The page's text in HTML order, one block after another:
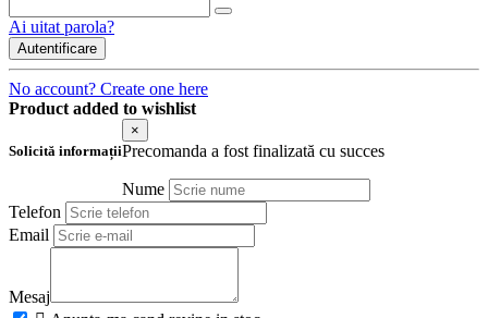
Ai uitat parola?
Autentificare
No account? Create one here
Product added to wishlist
Solicită informații
×
Precomanda a fost finalizată cu succes
Nume
Telefon
Email
Mesaj